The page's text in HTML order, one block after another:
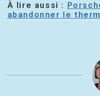
À lire aussi :
abandonner le